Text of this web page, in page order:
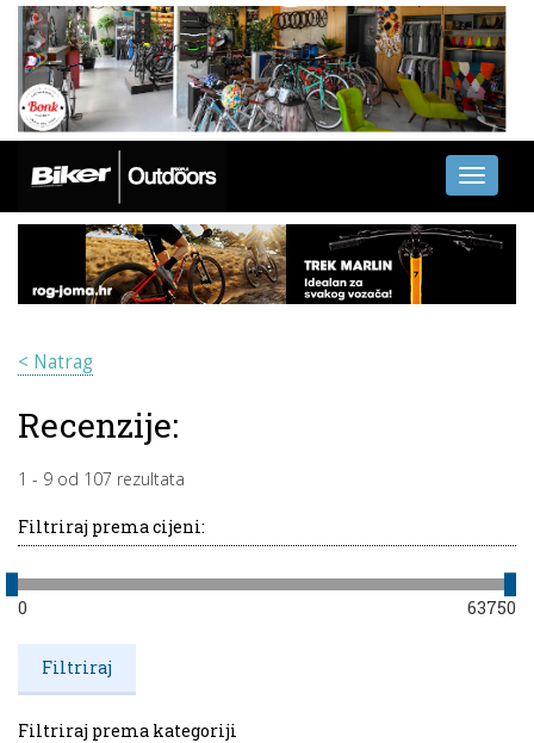
Toggle
< Natrag
Recenzije:
1 - 9 od 107 rezultata
Filtriraj prema cijeni:
0 63750
Filtriraj prema kategoriji